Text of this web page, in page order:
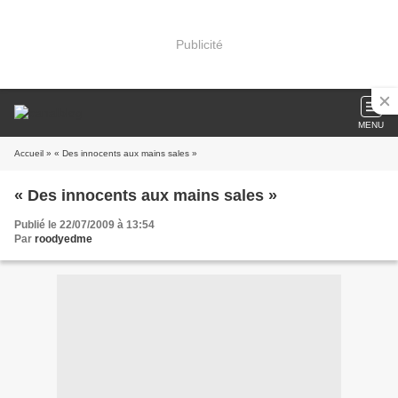
Publicité
MENU
Accueil » « Des innocents aux mains sales »
« Des innocents aux mains sales »
Publié le 22/07/2009 à 13:54
Par roodyedme